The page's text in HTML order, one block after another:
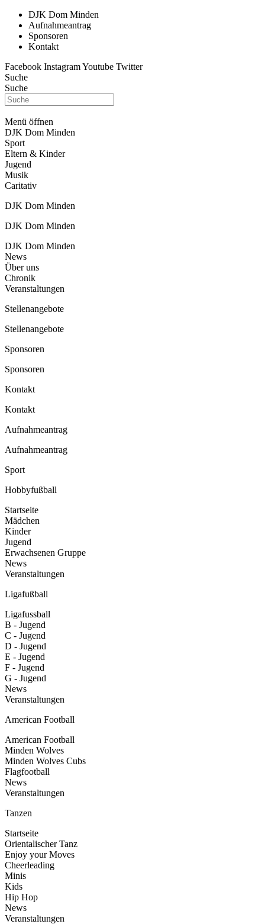
DJK Dom Minden
Aufnahmeantrag
Sponsoren
Kontakt
Facebook InstagramYoutube Twitter
Suche
Suche
Menü öffnen
DJK Dom Minden
Sport
Eltern & Kinder
Jugend
Musik
Caritativ
DJK Dom Minden
DJK Dom Minden
DJK Dom Minden
News
Über uns
Chronik
Veranstaltungen
Stellenangebote
Stellenangebote
Sponsoren
Sponsoren
Kontakt
Kontakt
Aufnahmeantrag
Aufnahmeantrag
Sport
Hobbyfußball
Startseite
Mädchen
Kinder
Jugend
Erwachsenen Gruppe
News
Veranstaltungen
Ligafußball
Ligafussball
B - Jugend
C - Jugend
D - Jugend
E - Jugend
F - Jugend
G - Jugend
News
Veranstaltungen
American Football
American Football
Minden Wolves
Minden Wolves Cubs
Flagfootball
News
Veranstaltungen
Tanzen
Startseite
Orientalischer Tanz
Enjoy your Moves
Cheerleading
Minis
Kids
Hip Hop
News
Veranstaltungen